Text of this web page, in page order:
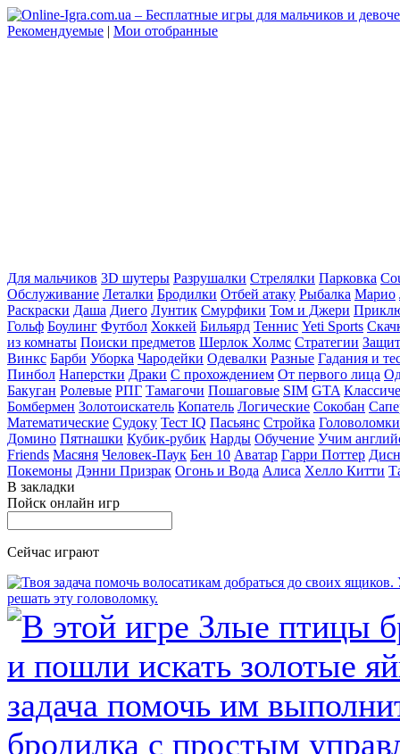
Рекомендуемые | Мои отобранные
Для мальчиков 3D шутеры Разрушалки Стрелялки Парковка
Обслуживание Леталки Бродилки Отбей атаку Рыбалка Марио
Раскраски Даша Диего Лунтик Смурфики Том и Джери
Гольф Боулинг Футбол Хоккей Бильярд Теннис Yeti Sports
из комнаты Поиски предметов Шерлок Холмс Стратегии
Винкс Барби Уборка Чародейки Одевалки Разные Гадания и
Пинбол Наперстки Драки С прохождением От первого лица
Бакуган Ролевые РПГ Тамагочи Пошаговые SIM GTA
Бомбермен Золотоискатель Копатель Логические Сокобан
Математические Судоку Тест IQ Пасьянс Стройка Головоломки
Домино Пятнашки Кубик-рубик Нарды Обучение Учим
Friends Масяня Человек-Паук Бен 10 Аватар Гарри Поттер
Покемоны Дэнни Призрак Огонь и Вода Алиса Хелло Китти
В закладки
Пойск онлайн игр
Сейчас играют